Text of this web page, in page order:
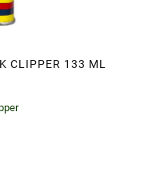
CLIPPER 133 ML